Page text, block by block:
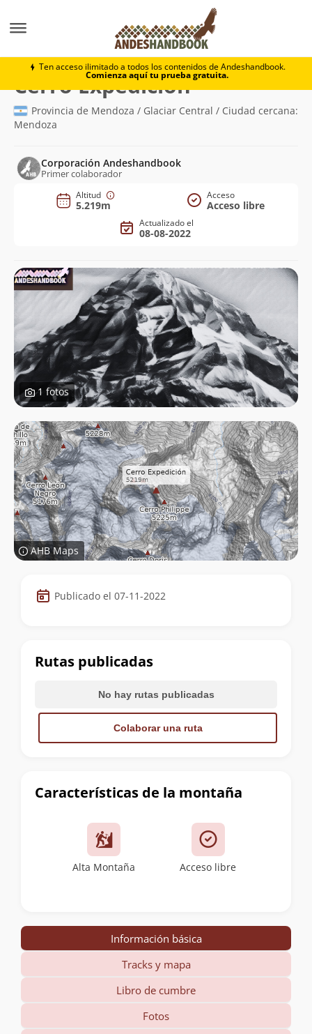
Ten acceso ilimitado a todos los contenidos de Andeshandbook.
Comienza aquí tu prueba gratuita.
Cerro Expedición
Cerro Expedición(5.219m)
Provincia de Mendoza / Glaciar Central / Ciudad cercana:
Mendoza
Corporación Andeshandbook
Primer colaborador
Altitud
5.219m
Acceso
Acceso libre
Actualizado el
08-08-2022
1 fotos
AHB Maps
Datos
de
cumbre
Publicado el 07-11-2022
Características de la montaña
Alta Montaña Acceso libre
Rutas publicadas
No hay rutas publicadas
Colaborar una ruta
Información básica
Tracks y mapa
Libro de cumbre
Fotos